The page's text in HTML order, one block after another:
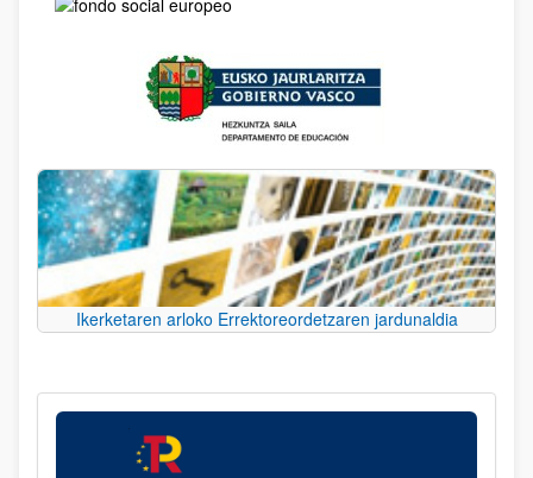
Ikerketaren arloko Errektoreordetzaren jardunaldia